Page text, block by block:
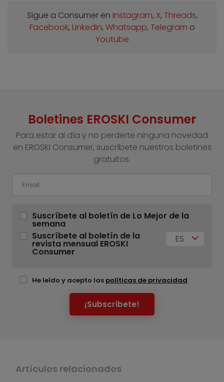
Sigue a Consumer en Instagram, X, Threads,
Facebook, Linkedin, Whatsapp, Telegram o
Youtube
Boletines EROSKI Consumer
Para estar al día y no perderte ninguna novedad
en EROSKI Consumer, suscríbete nuestros boletines
gratuitos.
Suscríbete al boletín de Lo Mejor de la
semana
Suscríbete al boletín de la
revista mensual EROSKI
Consumer
ES
He leído y acepto las políticas de privacidad
¡Subscríbete!
Artículos relacionados